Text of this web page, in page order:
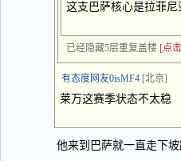
这支巴萨核心是拉菲
已经隐藏5层重复盖楼 [点
有态度网友0isMF4 [北京]
莱万这赛季状态不太稳
他来到巴萨就一直走下